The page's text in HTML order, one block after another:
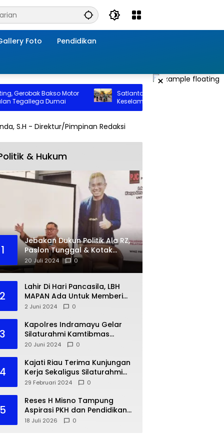
Foto Pendidikan
×
Bakso Motor
Dumai
Satlantas Polres Dumai Kampanyekan
Keselamatan Berlalu Lintas Humanis
& Hukum
1
Jebakan Dukun Politik Ala RZ,
Paslon Tunggal & Kotak
Kosong
20 Juli 2024 0
2
Lahir Di Hari Pancasila, LBH
MAPAN Ada Untuk Memberi
Bantuan Hukum Gratis Bagi
2 Juni 2024 0
3
Kapolres Indramayu Gelar
Silaturahmi Kamtibmas
dengan IKA PMII
20 Juni 2024 0
4
Kajati Riau Terima Kunjungan
Kerja Sekaligus Silaturahmi
Pejabat Perwakilan Bank
29 Februari 2024 0
5
Reses H Misno Tampung
Aspirasi PKH dan Pendidikan
Warga Air Jamban
18 Juli 2026 0